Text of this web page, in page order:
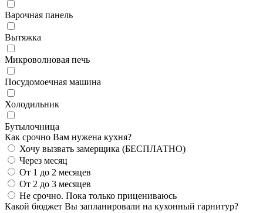
Варочная панель
Вытяжка
Микроволновая печь
Посудомоечная машина
Холодильник
Бутылочница
Как срочно Вам нужена кухня?
Хочу вызвать замерщика (БЕСПЛАТНО)
Через месяц
От 1 до 2 месяцев
От 2 до 3 месяцев
Не срочно. Пока только прицениваюсь
Какой бюджет Вы запланировали на кухонный гарнитур?